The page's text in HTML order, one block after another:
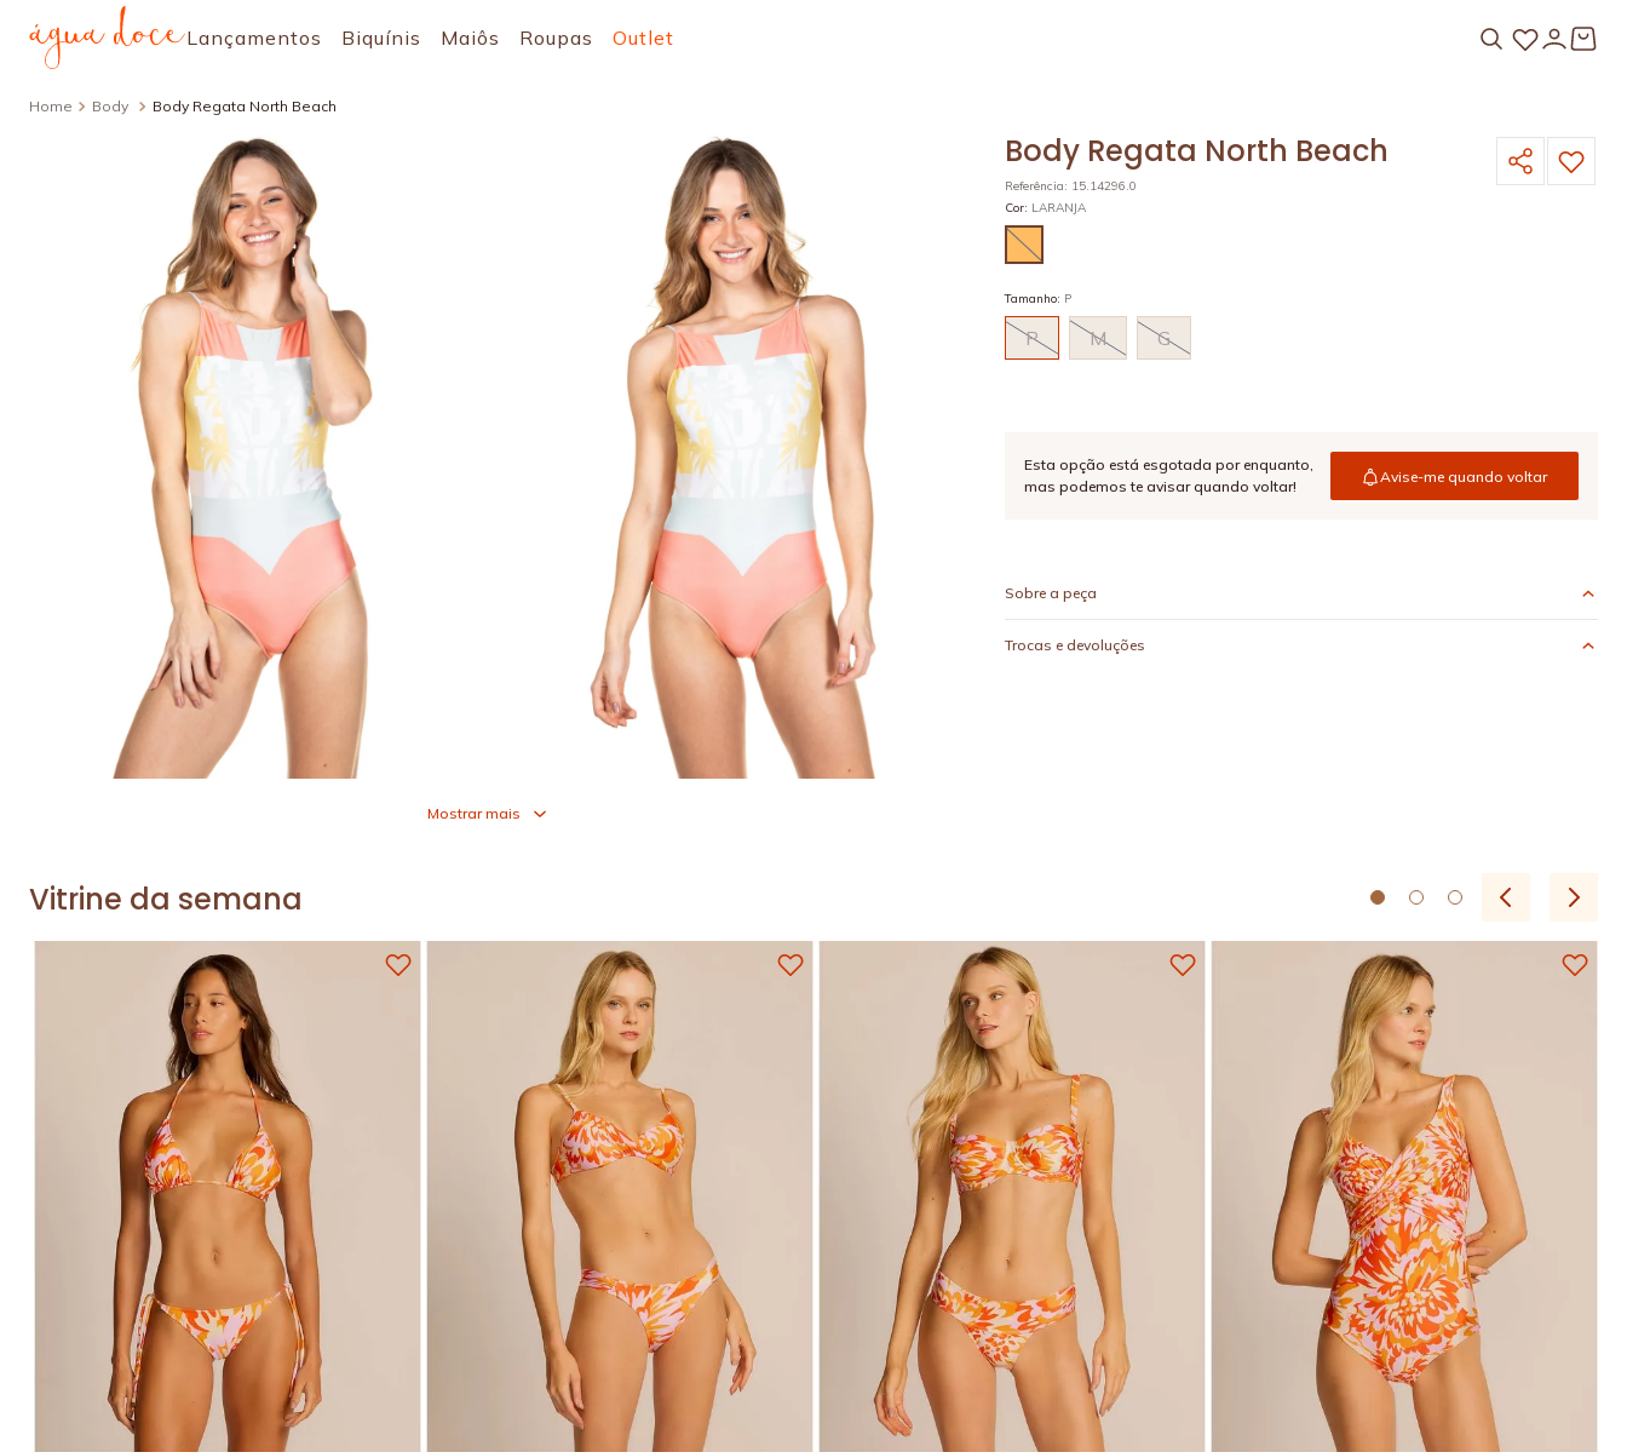
Lançamentos Biquínis Maiôs Roupas Outlet
Body Body Regata North Beach
Mostrar mais
Body Regata North Beach
Referência: 15.14296.0
Cor: LARANJA
Tamanho: P
P M G
Esta opção está esgotada por enquanto,
mas podemos te avisar quando voltar!
Avise-me quando voltar
Sobre a peça
Trocas e devoluções
Vitrine da semana
Adicionar na sacola Adicionar na sacola Adicionar na sacola
M G GG
Adicionar na sacola